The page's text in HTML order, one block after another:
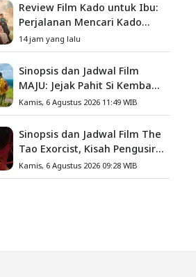
Review Film Kado untuk Ibu:
Perjalanan Mencari Kado
yang Mengajarkan Arti
Keluarga
14 jam yang lalu
Sinopsis dan Jadwal Film
MAJU: Jejak Pahit Si Kembang
Gula, Misteri Hilangnya
Bagas di Lokasi Jambore
Kamis, 6 Agustus 2026 11:49 WIB
Sinopsis dan Jadwal Film The
Tao Exorcist, Kisah Pengusir
Setan Melawan Kutukan
Mematikan
Kamis, 6 Agustus 2026 09:28 WIB